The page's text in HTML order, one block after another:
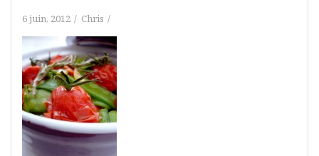
6 juin, 2012 Chris